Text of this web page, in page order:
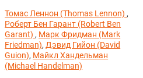
Томас Леннон (Thomas Lennon) ,
Роберт Бен Гарант (Robert Ben
Garant) , Марк Фридман (Mark
Friedman), Дэвид Гийон (David
Guion), Майкл Хандельман
(Michael Handelman)